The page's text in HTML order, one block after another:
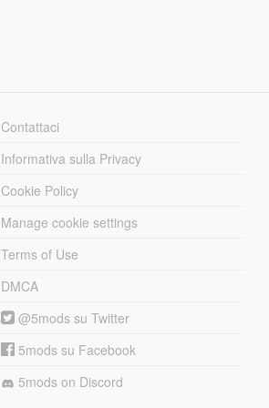
Contattaci
Informativa sulla Privacy
Cookie Policy
Manage cookie settings
Terms of Use
DMCA
@5mods su Twitter
5mods su Facebook
5mods on Discord